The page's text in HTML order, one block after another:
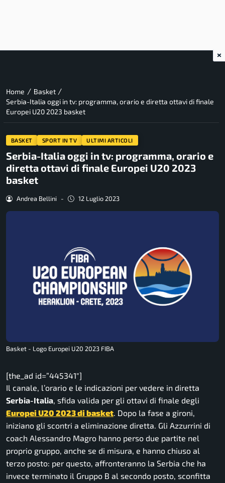
Home / Basket /
Serbia-Italia oggi in tv: programma, orario e diretta ottavi di finale
Europei U20 2023 basket
BASKET SPORT IN TV ULTIMI ARTICOLI
Serbia-Italia oggi in tv: programma, orario e
diretta ottavi di finale Europei U20 2023
basket
Andrea Bellini - 12 Luglio 2023
Basket - Logo Europei U20 2023 FIBA
[the_ad id=”445341″]
Il canale, l’orario e le indicazioni per vedere in diretta
Serbia-Italia, sfida valida per gli ottavi di finale degli
Europei U20 2023 di basket. Dopo la fase a gironi,
iniziano gli scontri a eliminazione diretta. Gli Azzurrini di
coach Alessandro Magro hanno perso due partite nel
proprio gruppo, anche se di misura, e hanno chiuso al
terzo posto: per questo, affronteranno la Serbia che ha
invece terminato il Gruppo B al secondo posto, sconfitta
×